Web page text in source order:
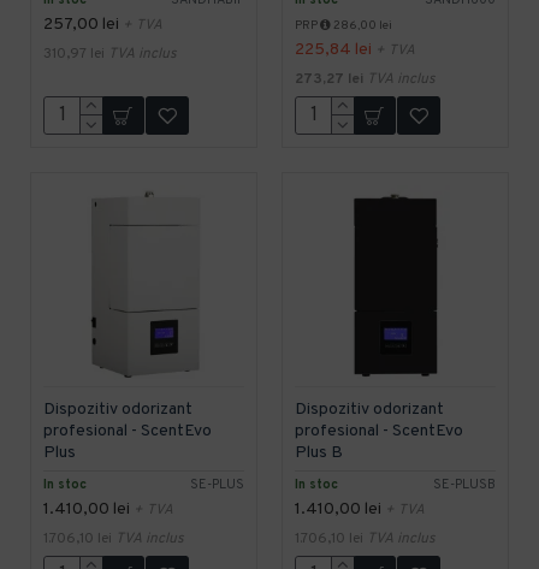
257,00 lei + TVA
310,97 lei TVA inclus
PRP 286,00 lei
225,84 lei + TVA
273,27 lei TVA inclus
In stoc SE-PLUS
Dispozitiv odorizant
profesional - ScentEvo
Plus
1.410,00 lei + TVA
1.706,10 lei TVA inclus
In stoc SE-PLUSB
Dispozitiv odorizant
profesional - ScentEvo
Plus B
1.410,00 lei + TVA
1.706,10 lei TVA inclus